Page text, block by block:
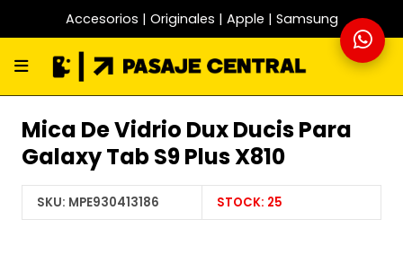
Accesorios | Originales | Apple | Samsung
Mica De Vidrio Dux Ducis Para
Galaxy Tab S9 Plus X810
SKU: MPE930413186 STOCK: 25